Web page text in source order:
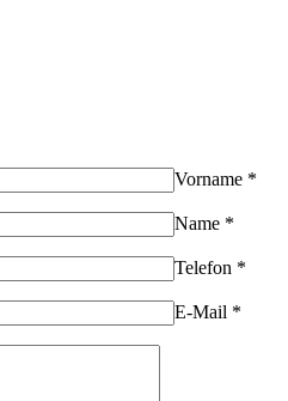
Vorname *
Name *
Telefon *
E-Mail *